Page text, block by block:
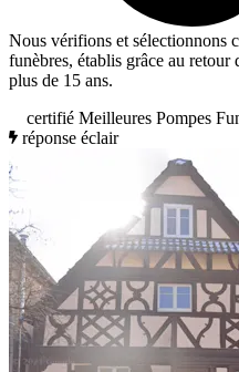
Nous vérifions et sélectionnons
funèbres, établis grâce au retour
plus de 15 ans.
certifié Meilleures Pompes
réponse éclair